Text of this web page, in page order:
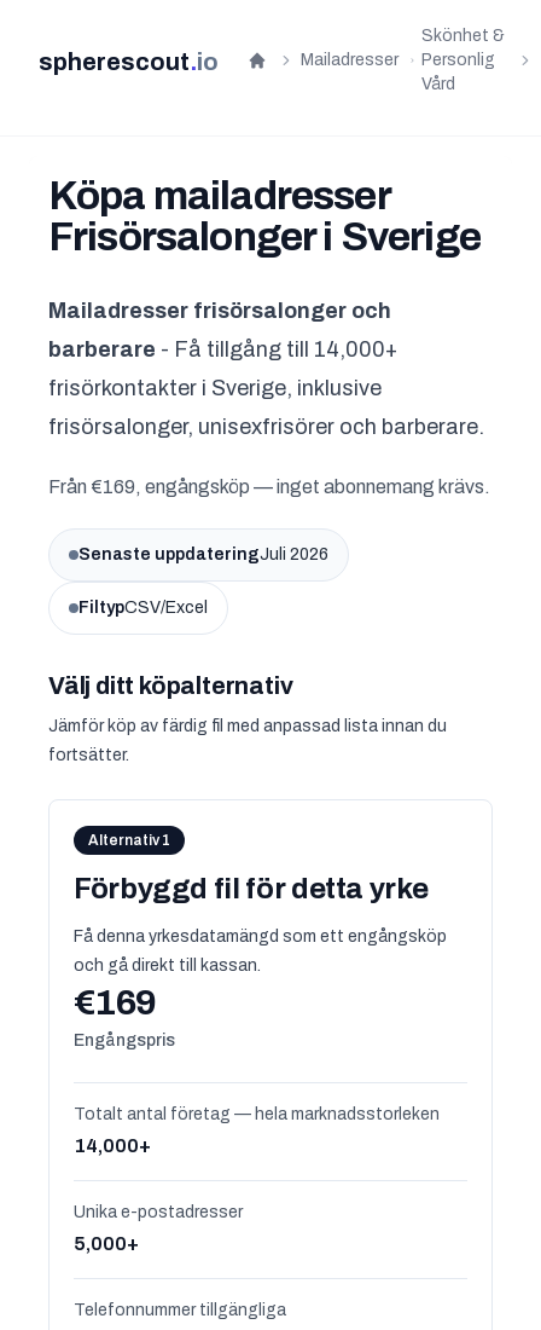
spherescout.io Hem
Mailadresser
Skönhet &
Personlig
Vård
Köpa mailadresser
Frisörsalonger i Sverige
Mailadresser frisörsalonger och
barberare - Få tillgång till 14,000+
frisörkontakter i Sverige, inklusive
frisörsalonger, unisexfrisörer och barberare.
Från €169, engångsköp — inget abonnemang krävs.
Senaste uppdateringJuli 2026
FiltypCSV/Excel
Välj ditt köpalternativ
Jämför köp av färdig fil med anpassad lista innan du
fortsätter.
Alternativ 1
Förbyggd fil för detta yrke
Få denna yrkesdatamängd som ett engångsköp
och gå direkt till kassan.
€169
Engångspris
Totalt antal företag — hela marknadsstorleken
14,000+
Unika e-postadresser
5,000+
Telefonnummer tillgängliga